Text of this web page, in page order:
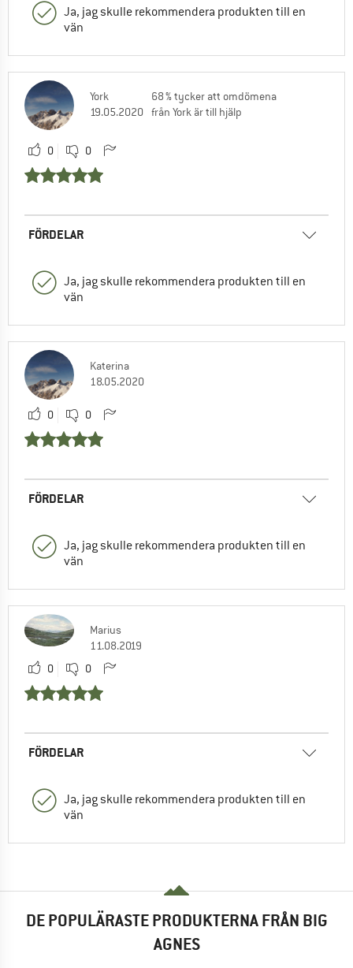
Ja, jag skulle rekommendera produkten till en
vän
York
19.05.2020
68 % tycker att omdömena
från York är till hjälp
0 0
FÖRDELAR
Ja, jag skulle rekommendera produkten till en
vän
Katerina
18.05.2020
0 0
FÖRDELAR
Ja, jag skulle rekommendera produkten till en
vän
Marius
11.08.2019
0
0
FÖRDELAR
Ja, jag skulle rekommendera produkten till en
vän
DE POPULÄRASTE PRODUKTERNA FRÅN BIG
AGNES